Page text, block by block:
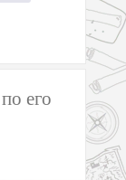
его